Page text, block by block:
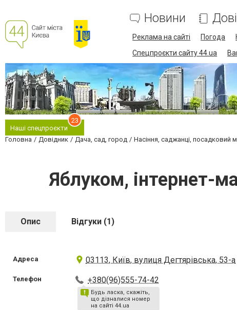
Новини
Реклама на сайті Погода
Спецпроєкти сайту 44.ua
Наші спецпроєкти
23
Головна Довідник Дача, сад, город Насіння, саджанці, посадковий
Яблуком, інтернет-
Опис Відгуки (1)
Адреса 03113, Київ, вулиця Дегтярівська, 53-а
Телефон +380(96)555-74-42
Будь ласка, скажіть,
що дізналися номер
на сайті 44.ua